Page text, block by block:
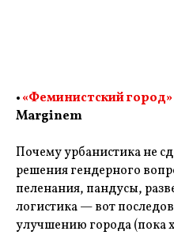
•«Феминистский город»
Marginem
Почему урбанистика не
решения гендерного
пеленания, пандусы,
логистика — вот
улучшению города (пока